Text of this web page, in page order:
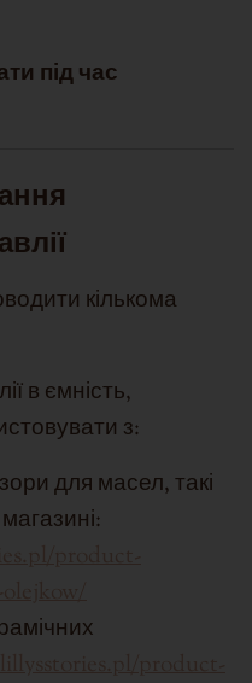
під час
кількома
в ємність,
з:
для масел, такі